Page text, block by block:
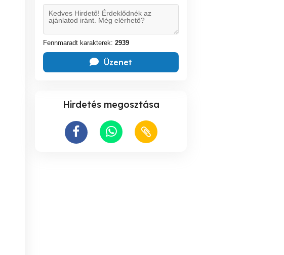
Fennmaradt karakterek: 2939
Üzenet
Hirdetés megosztása